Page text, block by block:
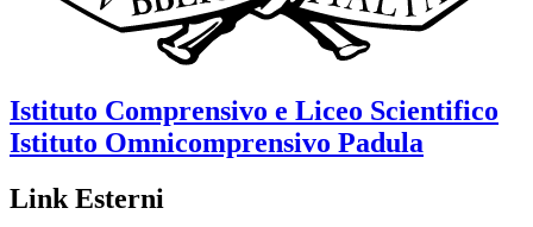
Istituto Comprensivo e Liceo Scientifico
Istituto Omnicomprensivo Padula
Link Esterni